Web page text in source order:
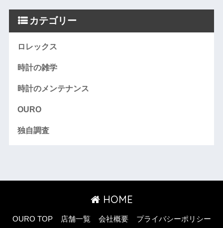
カテゴリー
ロレックス
時計の雑学
時計のメンテナンス
OURO
独自調査
HOME
OURO TOP 店舗一覧 会社概要 プライバシーポリシー